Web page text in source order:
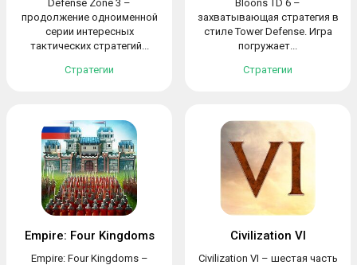
Defense Zone 3 –
продолжение одноименной
серии интересных
тактических стратегий...
Стратегии
Bloons TD 6 –
захватывающая стратегия в
стиле Tower Defense. Игра
погружает...
Стратегии
Empire: Four Kingdoms
Empire: Four Kingdoms –
Civilization VI
Civilization VI – шестая часть